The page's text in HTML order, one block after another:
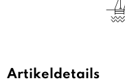
Artikeldetails